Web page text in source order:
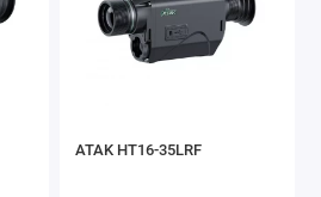
ATAK HT16-35LRF